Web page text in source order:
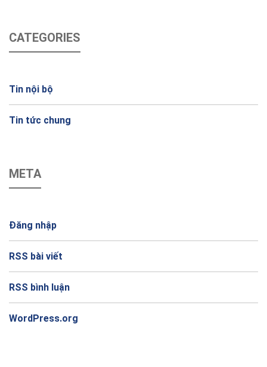
CATEGORIES
Tin nội bộ
Tin tức chung
META
Đăng nhập
RSS bài viết
RSS bình luận
WordPress.org